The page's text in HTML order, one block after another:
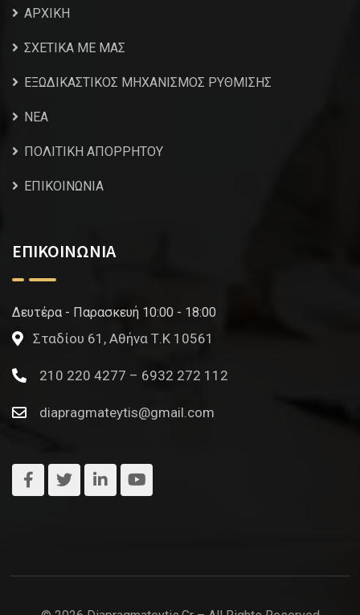
ΑΡΧΙΚΗ
ΣΧΕΤΙΚΑ ΜΕ ΜΑΣ
ΕΞΩΔΙΚΑΣΤΙΚΟΣ ΜΗΧΑΝΙΣΜΟΣ ΡΥΘΜΙΣΗΣ
NEA
ΠΟΛΙΤΙΚΗ ΑΠΟΡΡΗΤΟΥ
ΕΠΙΚΟΙΝΩΝΙΑ
ΕΠΙΚΟΙΝΩΝΙΑ
Δευτέρα - Παρασκευή 10:00 - 18:00
Σταδίου 61, Αθήνα Τ.Κ 10561
210 220 4277 – 6932 272 112
diapragmateytis@gmail.com